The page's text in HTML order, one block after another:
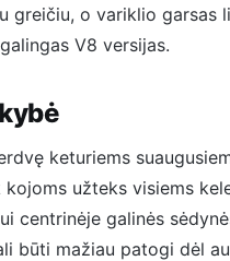
greičiu, o variklio garsas
V8 versijas.
keturiems
užteks visiems
centrinėje galinės
būti mažiau patogi dėl